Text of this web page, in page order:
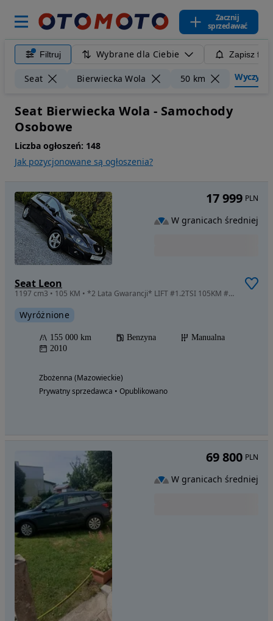
Zacznij
sprzedawać
Filtruj Wybrane dla Ciebie Zapisz
Seat Bierwiecka Wola 50 km Wyczyść
Seat Bierwiecka Wola - Samochody
Osobowe
Liczba ogłoszeń: 148
Jak pozycjonowane są ogłoszenia?
Seat Leon
1197 cm3 • 105 KM • *2 Lata Gwarancji* LIFT #1.2TSI 105KM #Alu 16 #AUX #Niski Przebieg
Wyróżnione
155 000 km Benzyna
Manualna
2010
Zbożenna (Mazowieckie)
Prywatny sprzedawca • Opublikowano
17 999 PLN
W granicach średniej
69 800 PLN
W granicach średniej